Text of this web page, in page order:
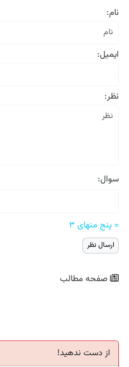
نام:
ایمیل:
نظر:
سوال:
= پنج منهای ۳
صفحه مطالب
از دست ندهید!